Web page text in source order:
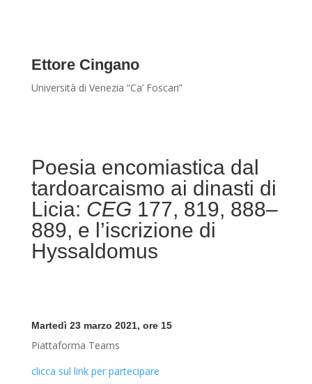
Ettore Cingano
Università di Venezia “Ca’ Foscari”
Poesia encomiastica dal
tardoarcaismo ai dinasti di
Licia: CEG 177, 819, 888–
889, e l’iscrizione di
Hyssaldomus
Martedì 23 marzo 2021, ore 15
Piattaforma Teams
clicca sul link per partecipare